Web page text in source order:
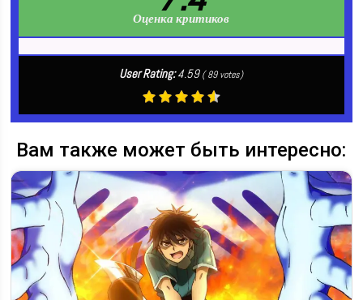
Оценка критиков
User Rating:4.59 (89votes)
Вам также может быть интересно: